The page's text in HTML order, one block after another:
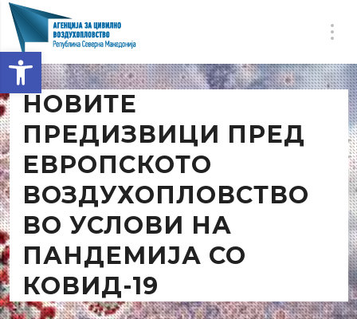
Open toolbar
НОВИТЕ
ПРЕДИЗВИЦИ ПРЕД
ЕВРОПСКОТО
ВОЗДУХОПЛОВСТВО
ВО УСЛОВИ НА
ПАНДЕМИЈА СО
КОВИД-19